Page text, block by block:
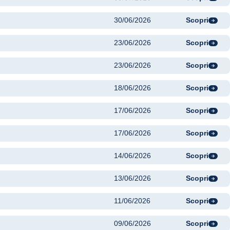
30/06/2026 Scopri
23/06/2026 Scopri
23/06/2026 Scopri
18/06/2026 Scopri
17/06/2026 Scopri
17/06/2026 Scopri
14/06/2026 Scopri
13/06/2026 Scopri
11/06/2026 Scopri
09/06/2026 Scopri